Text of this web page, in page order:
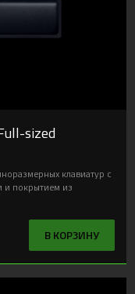
sized
клавиатур с
и покрытием из
В КОРЗИНУ